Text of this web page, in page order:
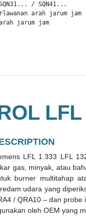
/ SQN41...
arah jarum jam
jarum jam
LFL 1.333 LFL
gas, minyak, atau
burner multitahap
udara yang
/ QRA10 – dan
oleh OEM yang